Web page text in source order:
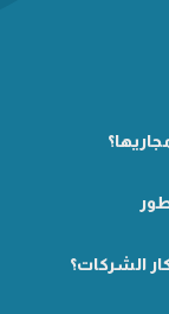
الشركات؟